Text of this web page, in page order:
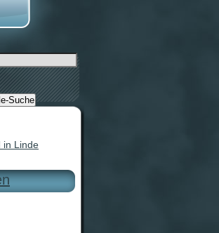
in Linde
Suche